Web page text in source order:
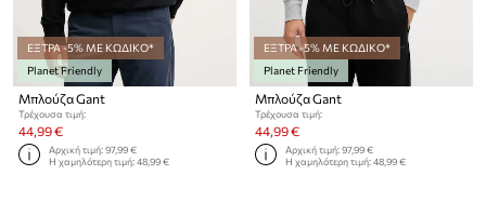
ΕΞΤΡΑ -5% ΜΕ ΚΩΔΙΚΟ*
Planet Friendly
Μπλούζα Gant
Τρέχουσα τιμή:
44,99 €
Αρχική τιμή:97,99 €
Η χαμηλότερη τιμή:48,99 €
ΕΞΤΡΑ -5% ΜΕ ΚΩΔΙΚΟ*
Planet Friendly
Μπλούζα Gant
Τρέχουσα τιμή:
44,99 €
Αρχική τιμή:97,99 €
Η χαμηλότερη τιμή:48,99 €